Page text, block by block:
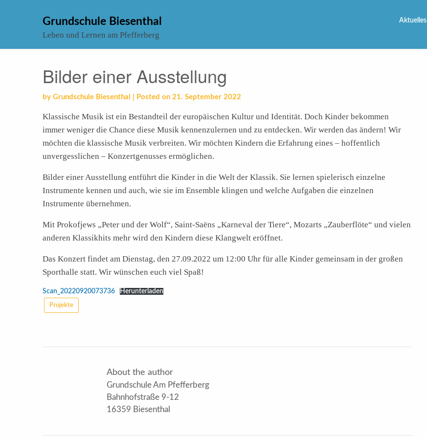
Grundschule Biesenthal
Leben und Lernen am Pfefferberg
Aktuelles
Bilder einer Ausstellung
by Grundschule Biesenthal Posted on 21. September 2022
Klassische Musik ist ein Bestandteil der europäischen Kultur und Identität. Doch Kinder bekommen
immer weniger die Chance diese Musik kennenzulernen und zu entdecken. Wir werden das ändern! Wir
möchten die klassische Musik verbreiten. Wir möchten Kindern die Erfahrung eines – hoffentlich
unvergesslichen – Konzertgenusses ermöglichen.
Bilder einer Ausstellung entführt die Kinder in die Welt der Klassik. Sie lernen spielerisch einzelne
Instrumente kennen und auch, wie sie im Ensemble klingen und welche Aufgaben die einzelnen
Instrumente übernehmen.
​Mit Prokofjews „Peter und der Wolf“, Saint-Saëns „Karneval der Tiere“, Mozarts „Zauberflöte“ und vielen
anderen Klassikhits mehr wird den Kindern diese Klangwelt eröffnet.
Das Konzert findet am Dienstag, den 27.09.2022 um 12:00 Uhr für alle Kinder gemeinsam in der großen
Sporthalle statt. Wir wünschen euch viel Spaß!
Scan_20220920073736 Herunterladen
Projekte
About the author
Grundschule Am Pfefferberg
Bahnhofstraße 9-12
16359 Biesenthal